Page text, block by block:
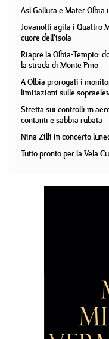
Asl Gallura e Mater
Jovanotti agita i Quattro
cuore dell'isola
Riapre la Olbia-Tempio:
la strada di Monte Pino
A Olbia prorogati i
limitazioni sulle
Stretta sui controlli in
contanti e sabbia rubata
Nina Zilli in concerto
Tutto pronto per la Vela